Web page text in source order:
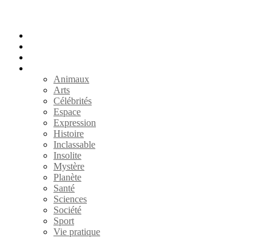
Animaux
Arts
Célébrités
Espace
Expression
Histoire
Inclassable
Insolite
Mystère
Planète
Santé
Sciences
Société
Sport
Vie pratique